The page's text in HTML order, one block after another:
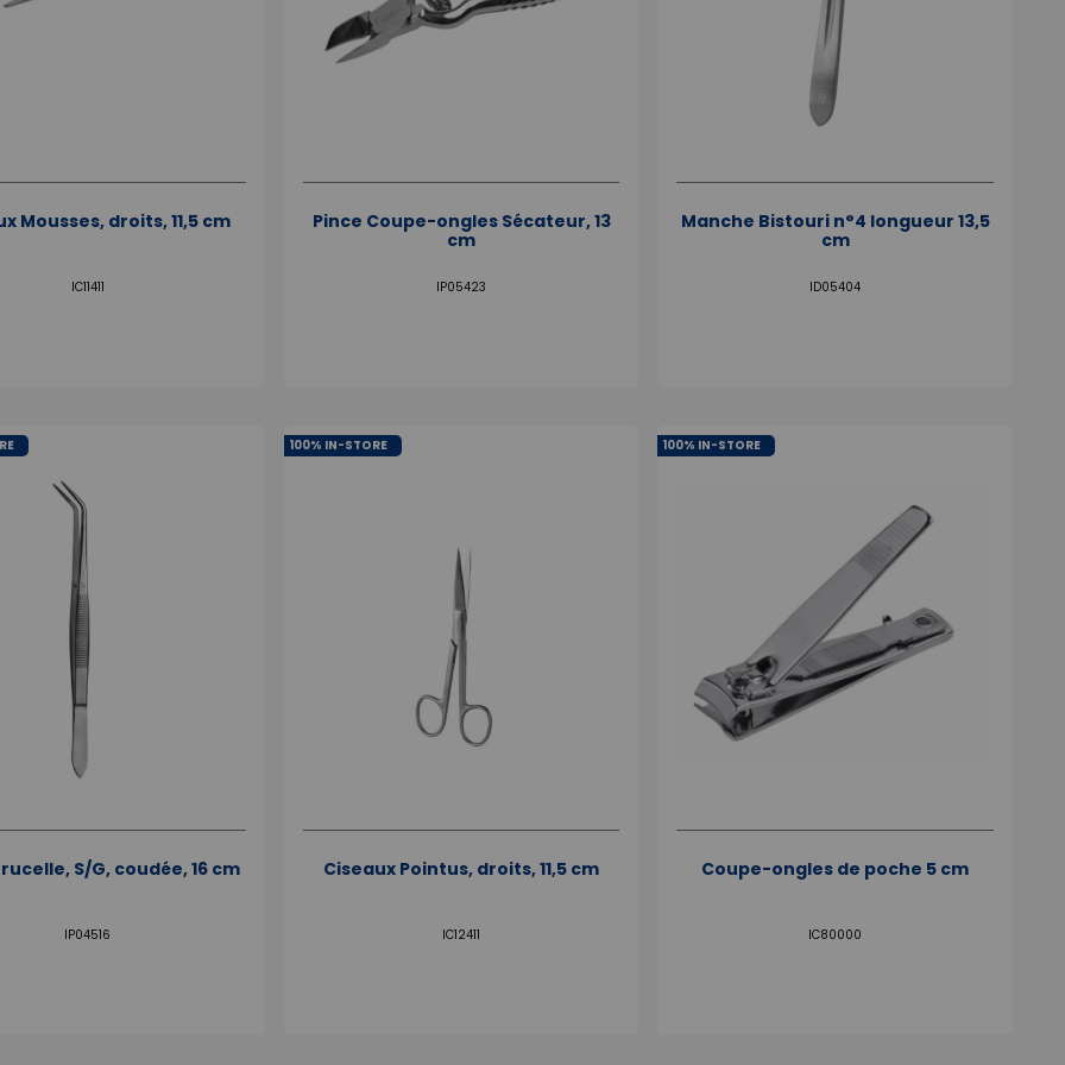
Mousses, droits, 11,5 cm
IC11411
Pince Coupe-ongles Sécateur, 13
cm
IP05423
Manche Bistouri n°4 longueur 13,5
cm
ID05404
S/G, coudée, 16 cm
IP04516
100% IN-STORE
Ciseaux Pointus, droits, 11,5 cm
IC12411
100% IN-STORE
Coupe-ongles de poche 5 cm
IC80000